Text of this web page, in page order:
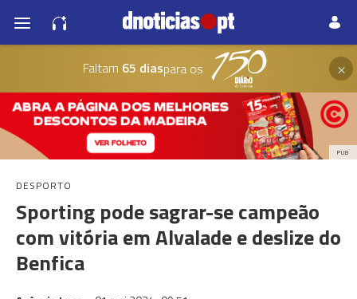
Faltam 65 diaspara os ×
PUB
DESPORTO
Sporting pode sagrar-se campeão
com vitória em Alvalade e deslize do
Benfica